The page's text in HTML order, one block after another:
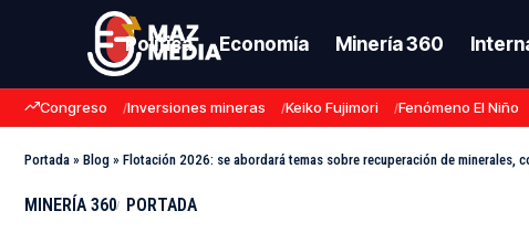
Política Economía Minería 360
Congreso Inversiones mineras Keiko Fujimori Fenómeno El Niño
Portada » Blog » Flotación 2026: se abordará temas sobre recuperación de
MINERÍA 360 PORTADA